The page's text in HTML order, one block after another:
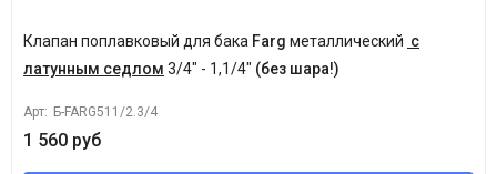
Клапан поплавковый для бака Farg металлический с
латунным седлом 3/4" - 1,1/4" (без шара!)
Арт: Б-FARG511/2.3/4
1 560 руб